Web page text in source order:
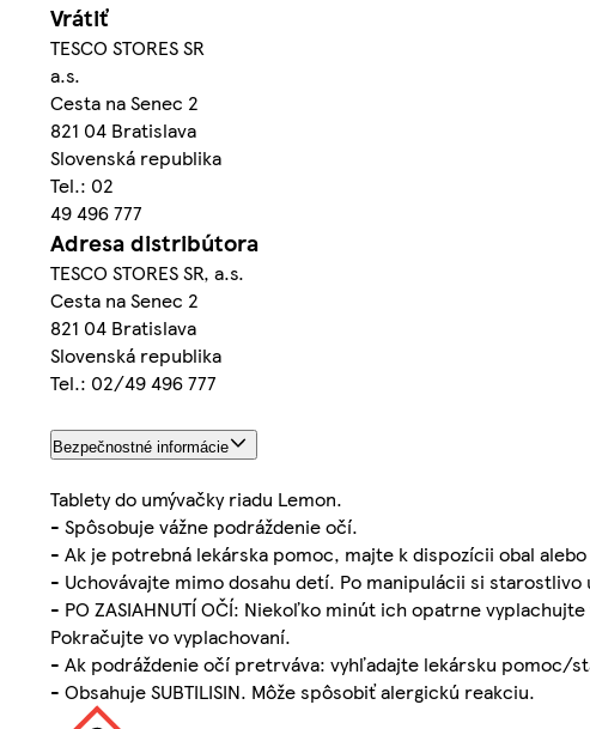
Vrátiť
TESCO STORES SR
a.s.
Cesta na Senec 2
821 04 Bratislava
Slovenská republika
Tel.: 02
49 496 777
Adresa distribútora
TESCO STORES SR, a.s.
Cesta na Senec 2
821 04 Bratislava
Slovenská republika
Tel.: 02/49 496 777
Bezpečnostné informácie
Tablety do umývačky riadu Lemon.
- Spôsobuje vážne podráždenie očí.
- Ak je potrebná lekárska pomoc, majte k dispozícii obal
- Uchovávajte mimo dosahu detí. Po manipulácii si starostlivo
- PO ZASIAHNUTÍ OČÍ: Niekoľko minút ich opatrne
Pokračujte vo vyplachovaní.
- Ak podráždenie očí pretrváva: vyhľadajte lekársku pomoc/
- Obsahuje SUBTILISIN. Môže spôsobiť alergickú reakciu.